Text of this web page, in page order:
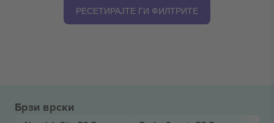
РЕСЕТИРАЈТЕ ГИ ФИЛТРИТЕ
Брзи врски